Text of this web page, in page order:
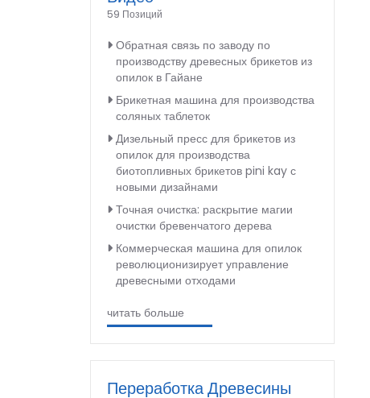
59 Позиций
Обратная связь по заводу по
производству древесных брикетов из
опилок в Гайане
Брикетная машина для производства
соляных таблеток
Дизельный пресс для брикетов из
опилок для производства
биотопливных брикетов pini kay с
новыми дизайнами
Точная очистка: раскрытие магии
очистки бревенчатого дерева
Коммерческая машина для опилок
революционизирует управление
древесными отходами
читать больше
Переработка Древесины